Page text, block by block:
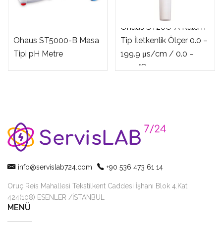
Ohaus ST5000-B Masa
Tipi pH Metre
Ohaus ST20C-A Kalem
Tip İletkenlik Ölçer 0.0 –
199.9 μs/cm / 0.0 –
99.9 °C
info@servislab724.com +90 536 473 61 14
Oruç Reis Mahallesi Tekstilkent Caddesi İşhanı Blok 4.Kat
424(108) ESENLER /İSTANBUL
MENÜ